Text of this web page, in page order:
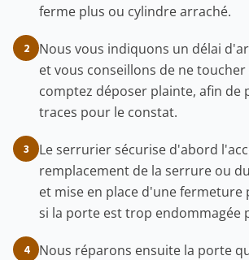
ferme plus ou cylindre arraché.
2
Nous vous indiquons un délai
et vous conseillons de ne toucher
comptez déposer plainte, afin de
traces pour le constat.
3
Le serrurier sécurise d'abord
remplacement de la serrure ou
et mise en place d'une fermeture
si la porte est trop endommagée
4
Nous réparons ensuite la porte